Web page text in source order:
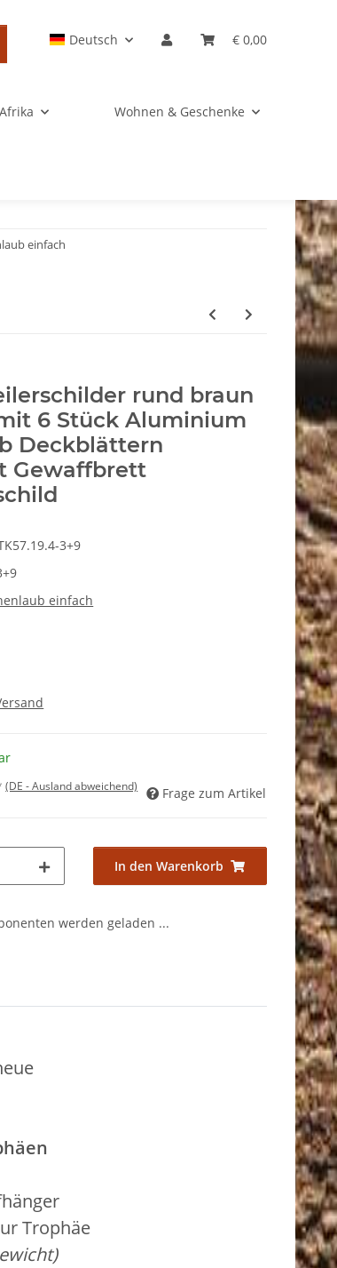
Deutsch € 0,00
Afrika Wohnen & Geschenke
einfach
rund braun
6 Stück Aluminium
Deckblättern
Gewaffbrett
3+9
einfach
(DE - Ausland abweichend) Frage zum Artikel
In den Warenkorb
werden geladen ...
Trophäe